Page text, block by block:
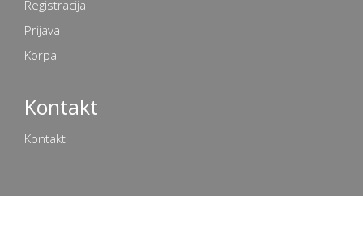
Registracija
Prijava
Korpa
Kontakt
Kontakt